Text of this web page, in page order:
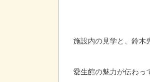
施設内の見学と、鈴木
愛生館の魅力が伝わっ